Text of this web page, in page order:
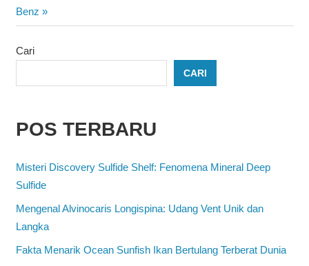
Post:
Benz
Cari
CARI
POS TERBARU
Misteri Discovery Sulfide Shelf: Fenomena Mineral Deep
Sulfide
Mengenal Alvinocaris Longispina: Udang Vent Unik dan
Langka
Fakta Menarik Ocean Sunfish Ikan Bertulang Terberat Dunia